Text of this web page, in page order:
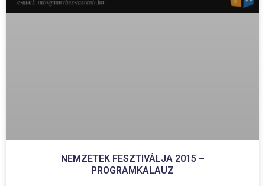
NEMZETEK FESZTIVÁLJA 2015 –
PROGRAMKALAUZ